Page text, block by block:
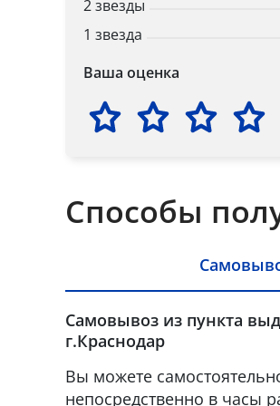
2 звезды
1 звезда
Ваша оценка
Способы
Самовывоз из пункта
г.Краснодар
Вы можете
непосредственно в часы